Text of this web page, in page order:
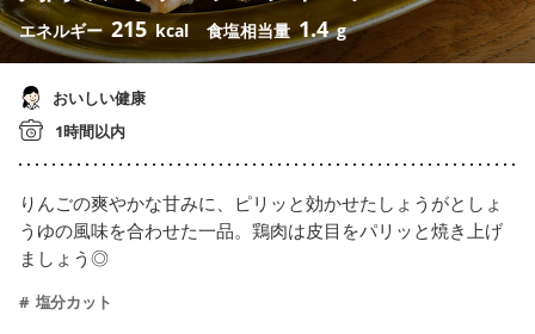
エネルギー215 kcal 食塩相当量 1.4 g
おいしい健康
1時間以内
りんごの爽やかな甘みに、ピリッと効かせたしょうがとしょ
うゆの風味を合わせた一品。鶏肉は皮目をパリッと焼き上げ
ましょう◎
塩分カット